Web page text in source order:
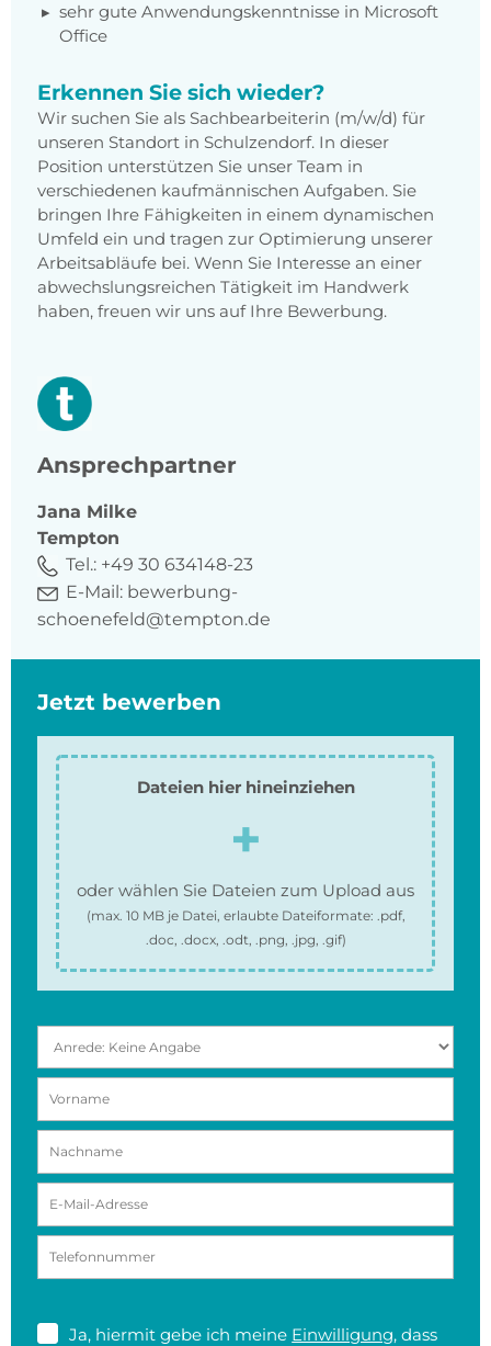
sehr gute Anwendungskenntnisse in Microsoft
Office
Erkennen Sie sich wieder?
Wir suchen Sie als Sachbearbeiterin (m/w/d) für
unseren Standort in Schulzendorf. In dieser
Position unterstützen Sie unser Team in
verschiedenen kaufmännischen Aufgaben. Sie
bringen Ihre Fähigkeiten in einem dynamischen
Umfeld ein und tragen zur Optimierung unserer
Arbeitsabläufe bei. Wenn Sie Interesse an einer
abwechslungsreichen Tätigkeit im Handwerk
haben, freuen wir uns auf Ihre Bewerbung.
Ansprechpartner
Jana Milke
Tempton
Tel.: +49 30 634148-23
E-Mail: bewerbung-
schoenefeld@tempton.de
Jetzt bewerben
Dateien hier hineinziehen
oder wählen Sie Dateien zum Upload aus
(max. 10 MBje Datei, erlaubte Dateiformate: .pdf,
.doc, .docx, .odt, .png, .jpg, .gif)
Ja, hiermit gebe ich meine Einwilligung, dass